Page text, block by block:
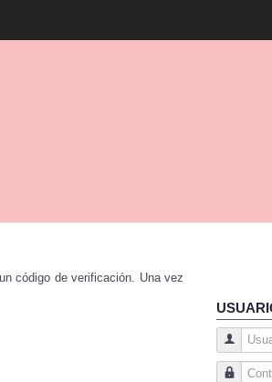
código de verificación. Una vez
Usuario